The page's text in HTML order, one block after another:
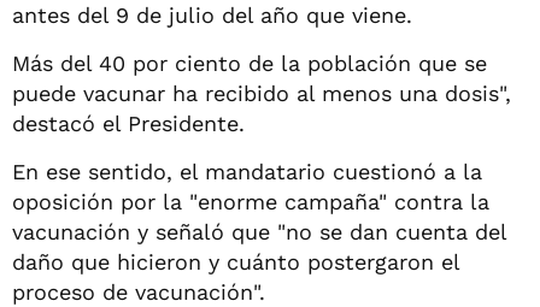
antes del 9 de julio del año que viene.
Más del 40 por ciento de la población que se
puede vacunar ha recibido al menos una dosis",
destacó el Presidente.
En ese sentido, el mandatario cuestionó a la
oposición por la "enorme campaña" contra la
vacunación y señaló que "no se dan cuenta del
daño que hicieron y cuánto postergaron el
proceso de vacunación".